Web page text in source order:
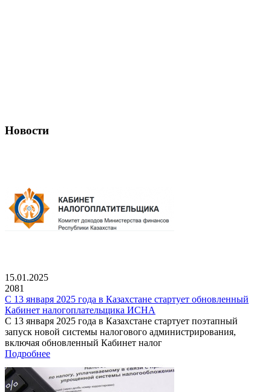
Новости
15.01.2025
2081
С 13 января 2025 года в Казахстане стартует обновленный
Кабинет налогоплательщика ИСНА
С 13 января 2025 года в Казахстане стартует поэтапный
запуск новой системы налогового администрирования,
включая обновленный Кабинет налог
Подробнее